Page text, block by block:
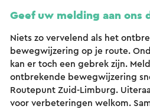
Geef uw melding aan ons
Niets zo vervelend als het
bewegwijzering op je route.
kan er toch een gebrek zijn.
ontbrekende bewegwijzering
Routepunt Zuid-Limburg.
voor verbeteringen welkom.